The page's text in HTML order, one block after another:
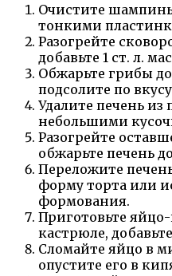
Очистите
тонкими
Разогрейте
добавьте 1 ст. л.
Обжарьте грибы
подсолите по
Удалите печень из
небольшими
Разогрейте
обжарьте печень
Переложите
форму торта или
формования.
Приготовьте
кастрюле,
Сломайте яйцо в
опустите его в